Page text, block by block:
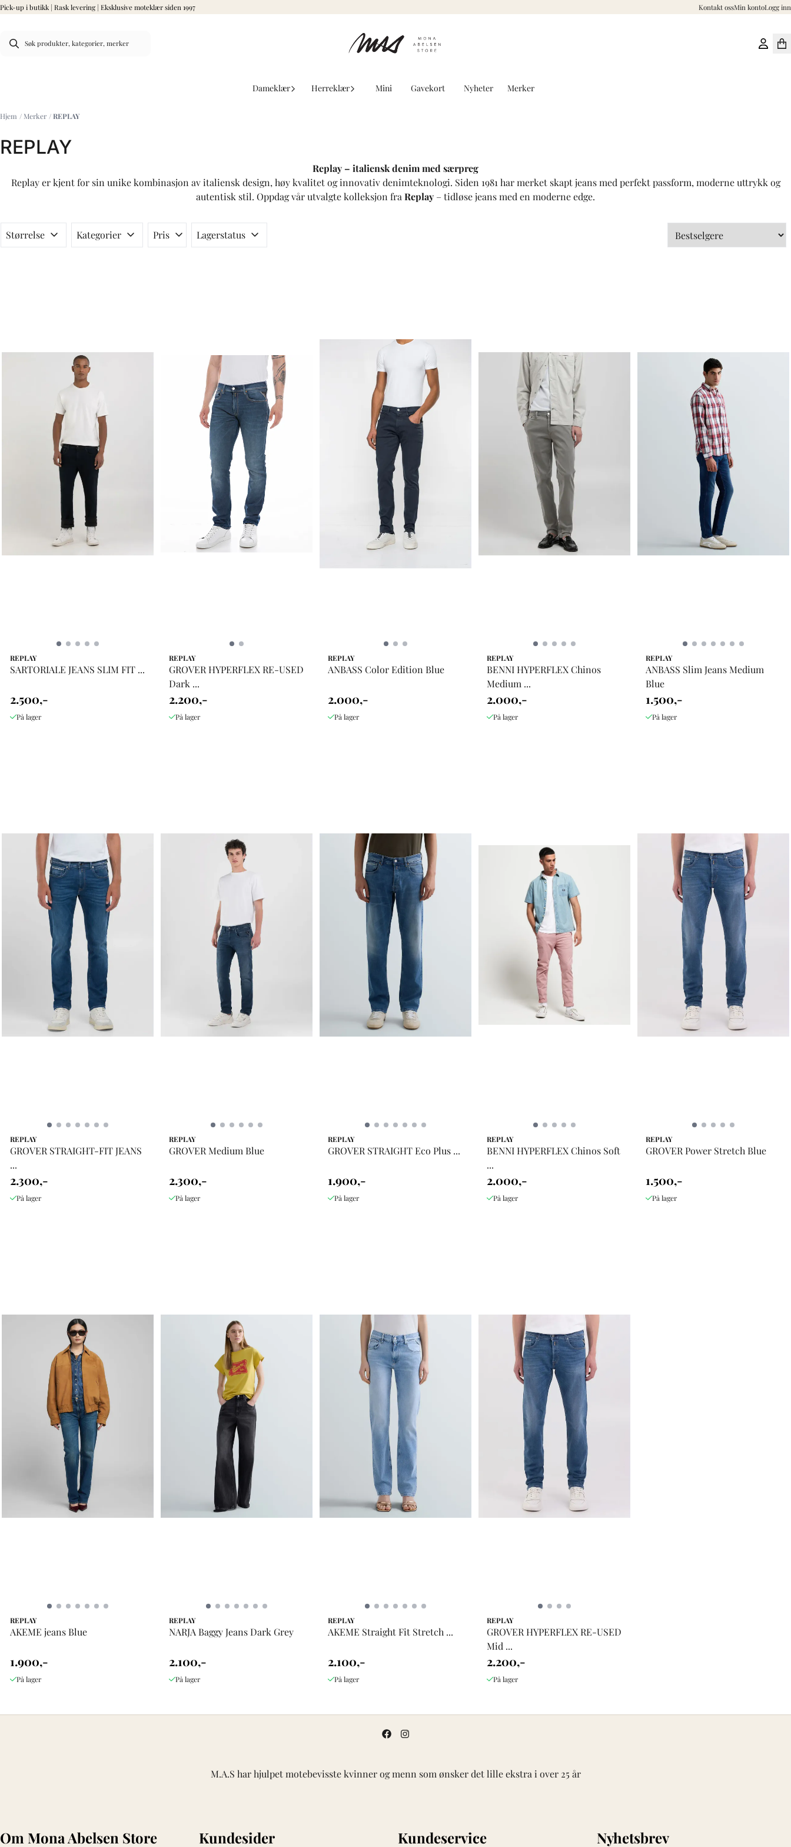
Hopp til innhold
Pick-up i butikk | Rask levering | Eksklusive moteklær siden 1997 Kontakt ossMin kontoLogg inn
Dameklær Herreklær Mini Gavekort Nyheter Merker
Hjem / Merker /REPLAY
REPLAY
Replay – italiensk denim med særpreg
Replay er kjent for sin unike kombinasjon av italiensk design, høy kvalitet og innovativ denimteknologi. Siden 1981 har merket skapt jeans med perfekt passform, moderne uttrykk og
autentisk stil. Oppdag vår utvalgte kolleksjon fra Replay – tidløse jeans med en moderne edge.
Størrelse Kategorier Pris Lagerstatus
REPLAY
SARTORIALE JEANS SLIM FIT ...
2.500,-
På lager
REPLAY
GROVER HYPERFLEX RE-USED
Dark ...
2.200,-
På lager
REPLAY
ANBASS Color Edition Blue
2.000,-
På lager
REPLAY
BENNI HYPERFLEX Chinos
Medium ...
2.000,-
På lager
REPLAY
ANBASS Slim Jeans Medium
Blue
1.500,-
På lager
REPLAY
GROVER STRAIGHT-FIT JEANS
...
2.300,-
På lager
REPLAY
GROVER Medium Blue
2.300,-
På lager
REPLAY
GROVER STRAIGHT Eco Plus ...
1.900,-
På lager
REPLAY
BENNI HYPERFLEX Chinos Soft
...
2.000,-
På lager
REPLAY
GROVER Power Stretch Blue
1.500,-
På lager
REPLAY
AKEME jeans Blue
1.900,-
På lager
REPLAY
NARJA Baggy Jeans Dark Grey
2.100,-
På lager
REPLAY
AKEME Straight Fit Stretch ...
2.100,-
På lager
REPLAY
GROVER HYPERFLEX RE-USED
Mid ...
2.200,-
På lager
M.A.S har hjulpet motebevisste kvinner og menn som ønsker det lille ekstra i over 25 år
Om Mona Abelsen Store Kundesider Kundeservice Nyhetsbrev